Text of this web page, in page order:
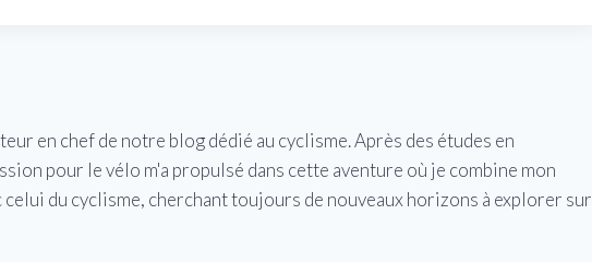
en chef de notre blog dédié au cyclisme. Après des études en
pour le vélo m'a propulsé dans cette aventure où je combine mon
du cyclisme, cherchant toujours de nouveaux horizons à explorer sur